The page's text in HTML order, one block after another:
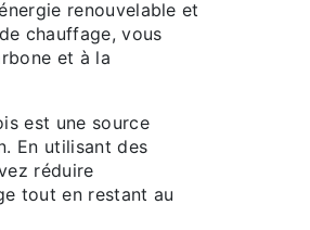
renouvelable et
chauffage, vous
et à la
est une source
En utilisant des
réduire
tout en restant au